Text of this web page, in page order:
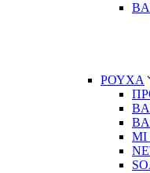
ΡΟΥΧΑ
MI